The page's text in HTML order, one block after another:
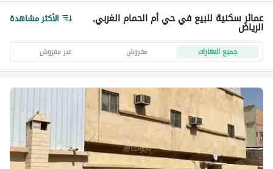
عمائر سكنية للبيع في حي أم الحمام الغربي,
الرياض الأكثر مشاهدة
جميع العقارات مفروش غير مفروش